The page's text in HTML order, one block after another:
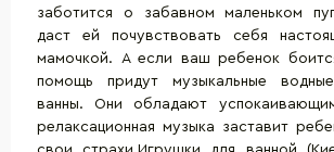
заботится о забавном маленьком
даст ей почувствовать себя
мамочкой. А если ваш ребенок
помощь придут музыкальные
ванны. Они обладают
релаксационная музыка заставит